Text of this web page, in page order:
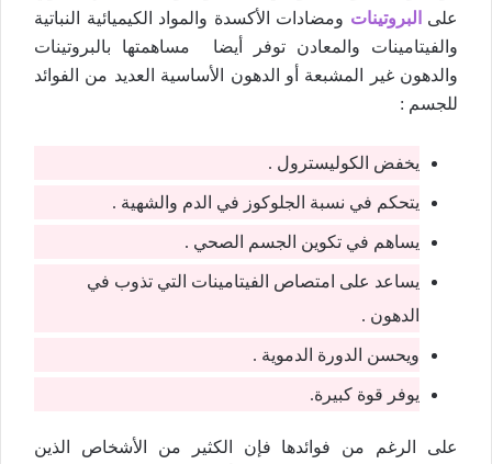
على
البروتينات ومضادات الأكسدة والمواد الكيميائية النباتية
والفيتامينات والمعادن توفر أيضا مساهمتها بالبروتينات
والدهون غير المشبعة أو الدهون الأساسية العديد من الفوائد
للجسم :
يخفض الكوليسترول .
يتحكم في نسبة الجلوكوز في الدم والشهية .
يساهم في تكوين الجسم الصحي .
يساعد على امتصاص الفيتامينات التي تذوب في
الدهون .
ويحسن الدورة الدموية .
يوفر قوة كبيرة.
على الرغم من فوائدها فإن الكثير من الأشخاص الذين